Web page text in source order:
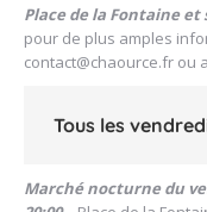
Place de la Fontaine et
pour de plus amples
contact@chaource.fr ou
Tous les
Marché nocturne du